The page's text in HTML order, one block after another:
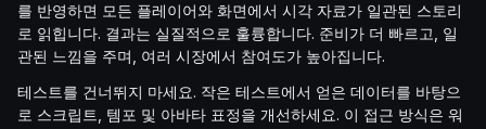
를 반영하면 모든 플레이어와 화면에서 시각 자료가 일관된 스토리
로 읽힙니다. 결과는 실질적으로 훌륭합니다. 준비가 더 빠르고, 일
관된 느낌을 주며, 여러 시장에서 참여도가 높아집니다.
테스트를 건너뛰지 마세요. 작은 테스트에서 얻은 데이터를 바탕으
로 스크립트, 템포 및 아바타 표정을 개선하세요. 이 접근 방식은 워